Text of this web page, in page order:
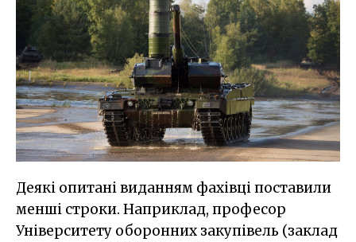
Деякі опитані виданням фахівці поставили
менші строки. Наприклад, професор
Університету оборонних закупівель (заклад